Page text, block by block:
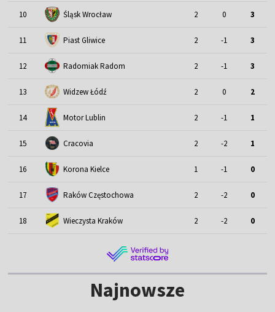
10 Śląsk Wrocław 2 0 3
11 Piast Gliwice 2 -1 3
12 Radomiak Radom 2 -1 3
13 Widzew Łódź 2 0 2
14 Motor Lublin 2 -1 1
15 Cracovia 2 -2 1
16 Korona Kielce 1 -1 0
17 Raków Częstochowa 2 -2 0
18 Wieczysta Kraków 2 -2 0
Najnowsze